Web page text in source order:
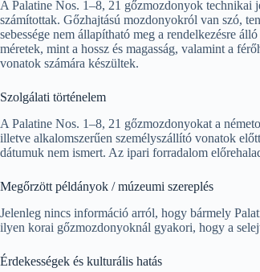
A Palatine Nos. 1–8, 21 gőzmozdonyok technikai
számítottak. Gőzhajtású mozdonyokról van szó,
sebessége nem állapítható meg a rendelkezésre
méretek, mint a hossz és magasság, valamint a
vonatok számára készültek.
Szolgálati történelem
A Palatine Nos. 1–8, 21 gőzmozdonyokat a
illetve alkalomszerűen személyszállító vonatok
dátumuk nem ismert. Az ipari forradalom
Megőrzött példányok / múzeumi szereplés
Jelenleg nincs információ arról, hogy bármely
ilyen korai gőzmozdonyoknál gyakori, hogy a
Érdekességek és kulturális hatás